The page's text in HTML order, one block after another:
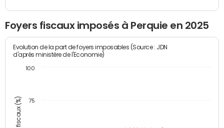
Foyers fiscaux imposés à Perquie en 2025
Evolution de la part de foyers imposables (Source : JDN
d'après ministère de l'Economie)
75
100